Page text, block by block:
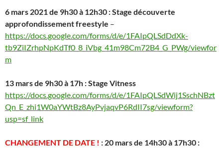
6 mars 2021 de 9h30 à 12h30 : Stage découverte
approfondissement freestyle –
https://docs.google.com/forms/d/e/1FAIpQLSdDdXk-
tb9ZiIZrhpNpKdTf0_8_iVbg_41m98Cm72B4_G_PWg/viewfor
m
13 mars de 9h30 à 17h : Stage Vitness
https://docs.google.com/forms/d/e/1FAIpQLSdWij1SschNBzt
Qn_E_zhi1W0aYWtBz8AyPvjaqvP6RdII7sg/viewform?
usp=sf_link
CHANGEMENT DE DATE ! : 20 mars de 14h30 à 17h30 :